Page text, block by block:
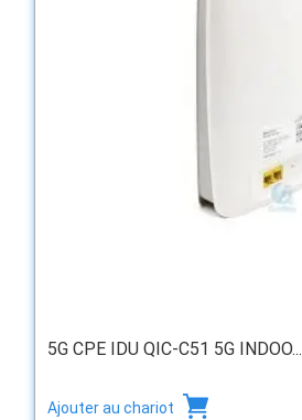
5G CPE IDU QIC-C51 5G INDOO...
Ajouter au chariot